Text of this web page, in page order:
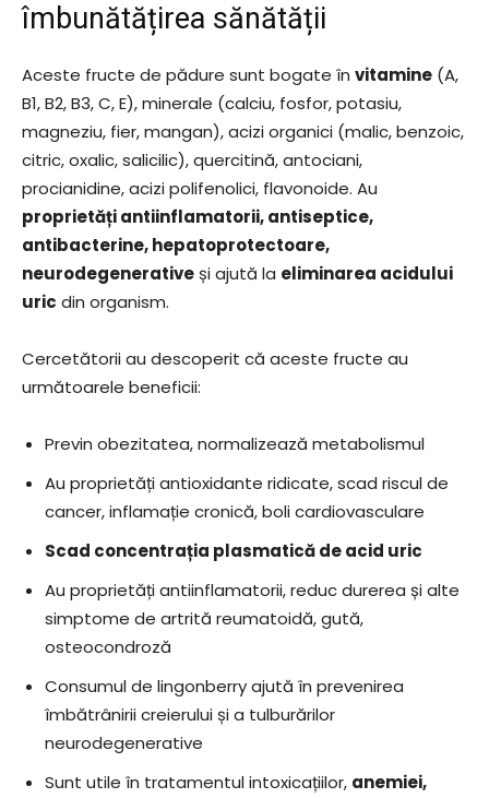
îmbunătățirea sănătății
Aceste fructe de pădure sunt bogate în vitamine (A,
B1, B2, B3, C, E), minerale (calciu, fosfor, potasiu,
magneziu, fier, mangan), acizi organici (malic, benzoic,
citric, oxalic, salicilic), quercitină, antociani,
procianidine, acizi polifenolici, flavonoide. Au
proprietăți antiinflamatorii, antiseptice,
antibacterine, hepatoprotectoare,
neurodegenerativeși ajută la eliminarea acidului
uric din organism.
Cercetătorii au descoperit că aceste fructe au
următoarele beneficii:
Previn obezitatea, normalizează metabolismul
Au proprietăți antioxidante ridicate, scad riscul de
cancer, inflamație cronică, boli cardiovasculare
Scad concentrația plasmatică de acid uric
Au proprietăți antiinflamatorii, reduc durerea și alte
simptome de artrită reumatoidă, gută,
osteocondroză
Consumul de lingonberry ajută în prevenirea
îmbătrânirii creierului și a tulburărilor
neurodegenerative
Sunt utile în tratamentul intoxicațiilor, anemiei,